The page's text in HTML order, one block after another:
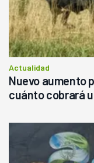
Actualidad
Nuevo aumento
cuánto cobrará